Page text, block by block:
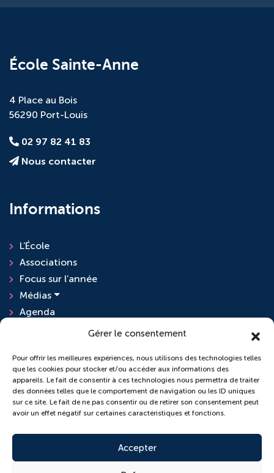
Gérer le consentement
Pour offrir les meilleures expériences, nous utilisons des technologies telles
que les cookies pour stocker et/ou accéder aux informations des
appareils. Le fait de consentir à ces technologies nous permettra de traiter
des données telles que le comportement de navigation ou les ID uniques
sur ce site. Le fait de ne pas consentir ou de retirer son consentement peut
avoir un effet négatif sur certaines caractéristiques et fonctions.
Accepter
École Sainte-Anne
4 Place au Bois
56290 Port-Louis
02 97 82 41 83
Nous contacter
Informations
L’École
Associations
Focus sur l’année
Médias
Agenda
L'ensemble scolaire
École Sainte-Anne